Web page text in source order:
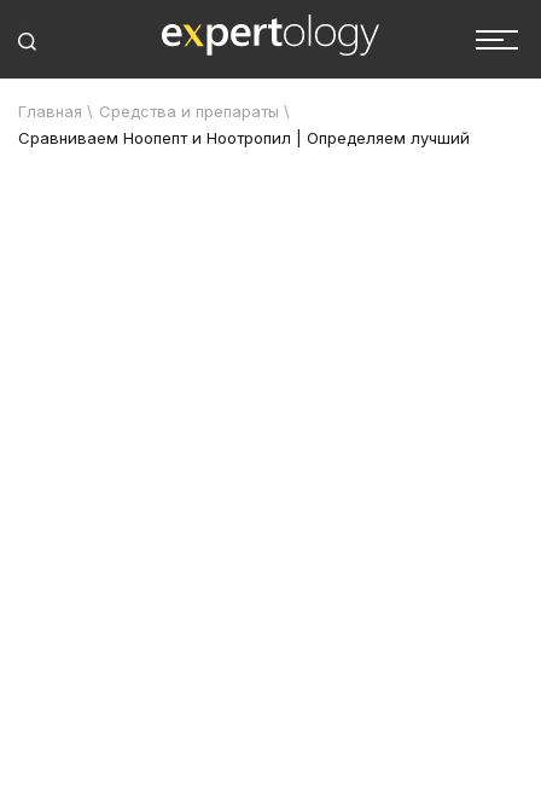
Главная \ Средства и препараты \
Сравниваем Ноопепт и Ноотропил | Определяем лучший